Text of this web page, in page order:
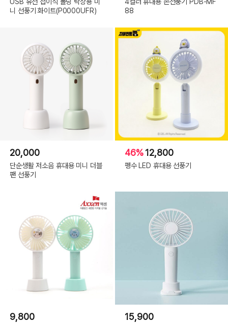
니 선풍기 화이트(P0000UFR)
88
20,000
단순생활 저소음 휴대용 미니 더블
팬 선풍기
46%12,800
펭수 LED 휴대용 선풍기
9,800 15,900